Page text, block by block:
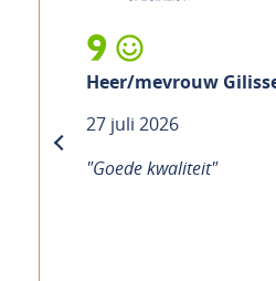
10
Mevrouw
21 juli 2026
"Goede service